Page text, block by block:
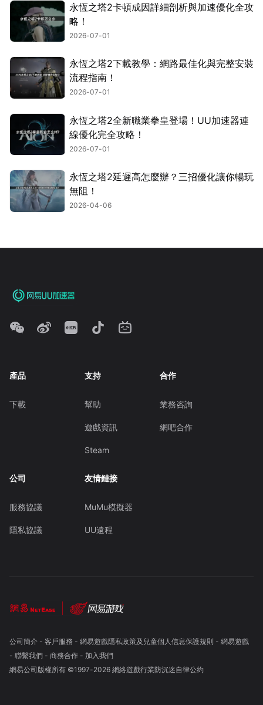
永恆之塔2卡頓成因詳細剖析與加速優化全攻
略！
2026-07-01
永恆之塔2下載教學：網路最佳化與完整安裝
流程指南！
2026-07-01
永恆之塔2全新職業拳皇登場！UU加速器連
線優化完全攻略！
2026-07-01
永恆之塔2延遲高怎麼辦？三招優化讓你暢玩
無阻！
2026-04-06
產品
下載
支持
幫助
遊戲資訊
Steam
合作
業務咨詢
網吧合作
公司
服務協議
隱私協議
友情鏈接
MuMu模擬器
UU遠程
公司簡介- 客戶服務 - 網易遊戲隱私政策及兒童個人信息保護規則 - 網易遊戲
- 聯繫我們- 商務合作- 加入我們
網易公司版權所有 ©1997-2026 網絡遊戲行業防沉迷自律公約